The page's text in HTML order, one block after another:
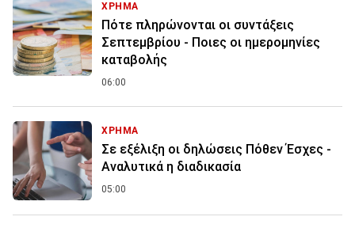
ΧΡΗΜΑ
Πότε πληρώνονται οι συντάξεις
Σεπτεμβρίου - Ποιες οι ημερομηνίες
καταβολής
06:00
ΧΡΗΜΑ
Σε εξέλιξη οι δηλώσεις Πόθεν Έσχες -
Αναλυτικά η διαδικασία
05:00